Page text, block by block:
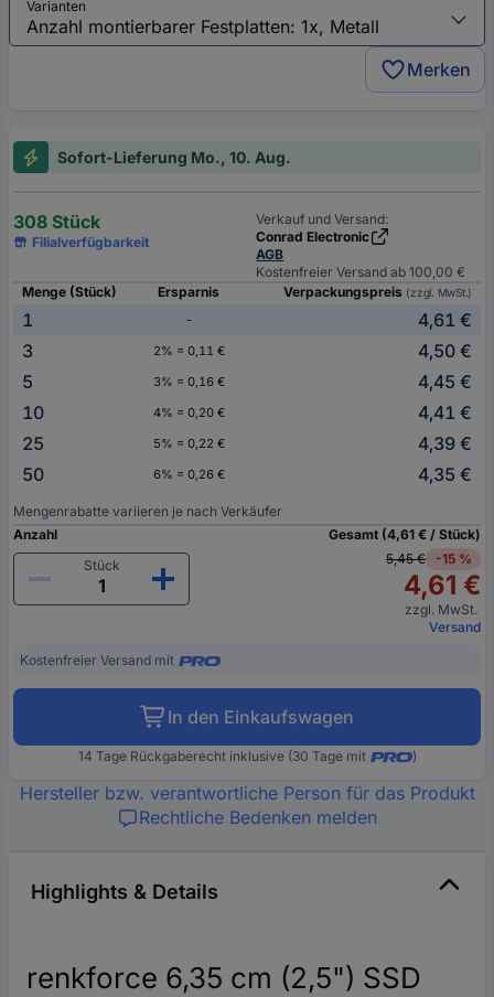
Varianten
Merken
Sofort-Lieferung Mo., 10. Aug.
308 Stück
Filialverfügbarkeit
Verkauf und Versand:
Conrad Electronic
AGB
Kostenfreier Versand ab 100,00 €
Menge (Stück)
Ersparnis Verpackungspreis (zzgl. MwSt.)
1 -
4,61 €
3
2% = 0,11 €
4,50 €
5
3% = 0,16 €
4,45 €
10
4% = 0,20 €
4,41 €
25
5% = 0,22 €
4,39 €
50
6% = 0,26 € 4,35 €
Mengenrabatte variieren je nach Verkäufer
Anzahl
Stück
Gesamt (4,61 € / Stück)
5,45 €
-15 %
4,61 €
zzgl. MwSt.
Versand
Kostenfreier Versand mit
In den Einkaufswagen
14 Tage Rückgaberecht inklusive (30 Tage mit )
Hersteller bzw. verantwortliche Person für das Produkt
Rechtliche Bedenken melden
Highlights & Details
renkforce 6,35 cm (2,5") SSD